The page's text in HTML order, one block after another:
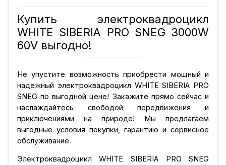
Купить электроквадроцикл
WHITE SIBERIA PRO SNEG 3000W
60V выгодно!
Не упустите возможность приобрести мощный и
надежный электроквадроцикл WHITE SIBERIA PRO
SNEG по выгодной цене! Закажите прямо сейчас и
наслаждайтесь свободой передвижения и
приключениями на природе! Мы предлагаем
выгодные условия покупки, гарантию и сервисное
обслуживание.
Электроквадроцикл WHITE SIBERIA PRO SNEG